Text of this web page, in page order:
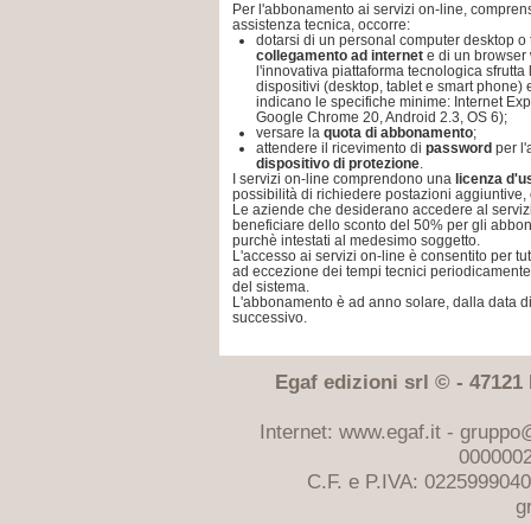
Per l'abbonamento ai servizi on-line,
assistenza tecnica, occorre:
dotarsi di un personal computer desktop
collegamento ad internet e di un browser
l'innovativa piattaforma tecnologica
dispositivi (desktop, tablet e smart
indicano le specifiche minime: Internet
Google Chrome 20, Android 2.3, OS 6);
versare la quota di abbonamento;
attendere il ricevimento di password per
dispositivo di protezione.
I servizi on-line comprendono una licenza
possibilità di richiedere postazioni aggiuntive,
Le aziende che desiderano accedere al
beneficiare dello sconto del 50% per gli
purchè intestati al medesimo soggetto.
L'accesso ai servizi on-line è consentito per
ad eccezione dei tempi tecnici
del sistema.
L'abbonamento è ad anno solare, dalla data
successivo.
Egaf edizioni srl © - 47121
Internet: www.egaf.it -
C.F. e P.IVA: